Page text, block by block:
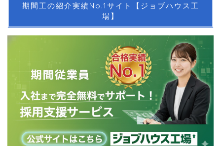
期間工の紹介実績No.1サイト【ジョブハウス工
場】